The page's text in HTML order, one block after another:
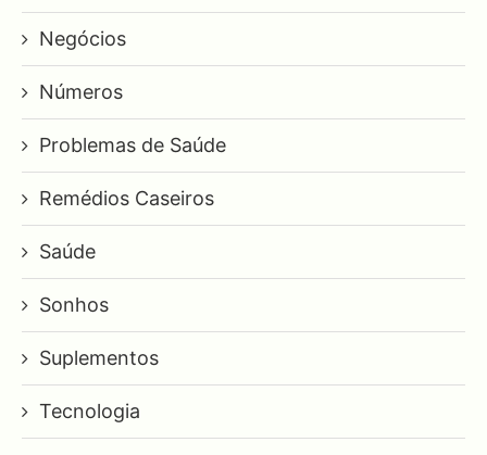
Negócios
Números
Problemas de Saúde
Remédios Caseiros
Saúde
Sonhos
Suplementos
Tecnologia